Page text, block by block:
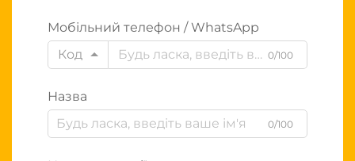
Мобільний телефон / WhatsApp
Код
0/100
Назва
0/100